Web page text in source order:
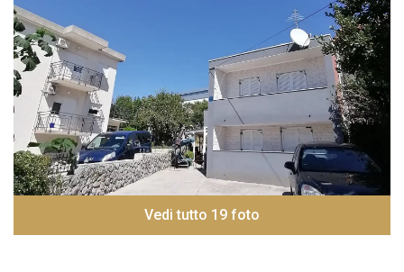
Vedi tutto 19 foto